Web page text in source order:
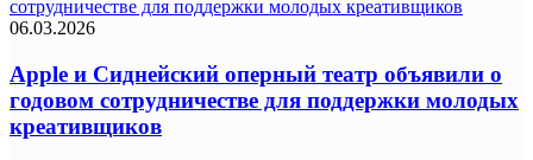
сотрудничестве для поддержки молодых креативщиков
06.03.2026
Apple и Сиднейский оперный театр объявили о
годовом сотрудничестве для поддержки молодых
креативщиков